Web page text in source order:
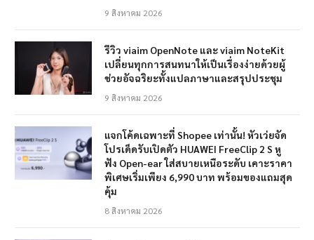
9 สิงหาคม 2026
รีวิว viaim OpenNote และ viaim NoteKit
เปลี่ยนทุกการสนทนาให้เป็นเรื่องง่ายด้วยผู้
ช่วยอัจฉริยะทั้งแปลภาษาและสรุปประชุม
9 สิงหาคม 2026
แจกโค้ดเฉพาะที่ Shopee เท่านั้น! หัวเว่ยจัด
โปรเด็ดรับเปิดตัว HUAWEI FreeClip 2 S หู
ฟัง Open-ear ใส่สบายเหนือระดับ เคาะราคา
พิเศษเริ่มเพียง 6,990 บาท พร้อมของแถมสุด
คุ้ม
8 สิงหาคม 2026